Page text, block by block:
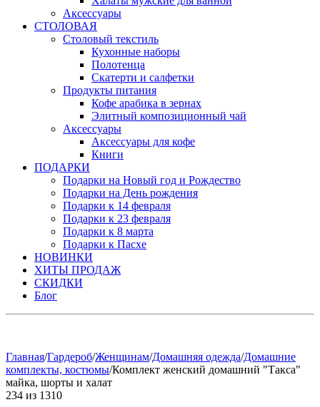
Аксессуары
СТОЛОВАЯ
Столовый текстиль
Кухонные наборы
Полотенца
Скатерти и салфетки
Продукты питания
Кофе арабика в зернах
Элитный композиционный чай
Аксессуары
Аксессуары для кофе
Книги
ПОДАРКИ
Подарки на Новый год и Рождество
Подарки на День рождения
Подарки к 14 февраля
Подарки к 23 февраля
Подарки к 8 марта
Подарки к Пасхе
НОВИНКИ
ХИТЫ ПРОДАЖ
СКИДКИ
Блог
Главная/Гардероб/Женщинам/Домашняя одежда/Домашние
комплекты, костюмы/Комплект женский домашний "Такса"
майка, шорты и халат
234 из 1310